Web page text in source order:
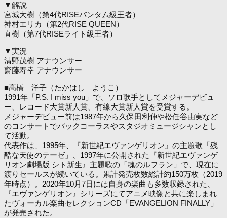
▼解説
宮城大樹（第4代RISEバンタム級王者）
神村エリカ（第2代RISE QUEEN）
直樹（第7代RISEライト級王者）
▼実況
清野茂樹 アナウンサー
齋藤寿幸 アナウンサー
■高橋 洋子（たかはし ようこ）
1991年「P.S. I miss you」で、ソロ歌手としてメジャーデビュ
ー、レコード大賞新人賞、有線大賞新人賞を受賞する。
メジャーデビュー前は1987年から久保田利伸や松任谷由実など
のコンサートでバックコーラスやスタジオミュージシャンとし
て活動。
代表作は、1995年、『新世紀エヴァンゲリオン』の主題歌「残
酷な天使のテーゼ」、1997年に公開された『新世紀エヴァンゲ
リオン劇場版 シト新生』主題歌の「魂のルフラン」で、現在に
渡りセールスが続いている。累計発売枚数総計約150万枚（2019
年時点）。2020年10月7日には自身の楽曲も多数収録された、
『エヴァンゲリオン』シリーズにてアニメ映像と共に楽しまれ
たヴォーカル楽曲セレクションCD「EVANGELION FINALLY」
が発売された。